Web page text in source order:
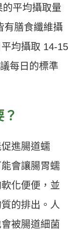
平均攝取量
有膳食纖維攝
均攝取 14-15
每日的標準
進腸道蠕
會讓腸胃蠕
化便便，並
的排出。人
被腸道細菌